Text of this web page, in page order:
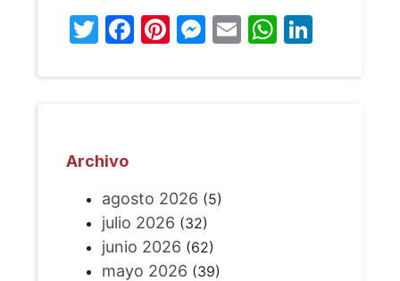
Twitter
Facebook
Pinterest
Messenger
Email
Archivo
agosto 2026 (5)
julio 2026 (32)
junio 2026 (62)
mayo 2026 (39)